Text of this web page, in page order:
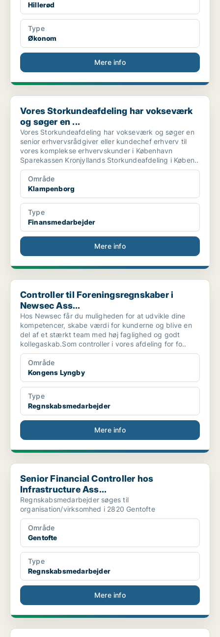
Hillerød
Type
Økonom
Mere info
Vores Storkundeafdeling har vokseværk og søger en ...
Vores Storkundeafdeling har vokseværk
og søger en ...
Vores Storkundeafdeling har vokseværk og søger en
senior erhvervsrådgiver eller kundechef erhverv til
vores komplekse erhvervskunder i København
Sparekassen Kronjyllands Storkundeafdeling i Køben..
Område
Klampenborg
Type
Finansmedarbejder
Mere info
Controller til Foreningsregnskaber i Newsec Ass...
Controller til Foreningsregnskaber i
Newsec Ass...
Hos Newsec får du muligheden for at udvikle dine
kompetencer, skabe værdi for kunderne og blive en
del af et stærkt team med høj faglighed og godt
kollegaskab.Som controller i vores afdeling for fo..
Område
Kongens Lyngby
Type
Regnskabsmedarbejder
Mere info
Senior Financial Controller hos Infrastructure Ass...
Senior Financial Controller hos
Infrastructure Ass...
Regnskabsmedarbejder søges til
organisation/virksomhed i 2820 Gentofte
Område
Gentofte
Type
Regnskabsmedarbejder
Mere info
ØKONOMIANSVARLIG TIL [xxxxx]